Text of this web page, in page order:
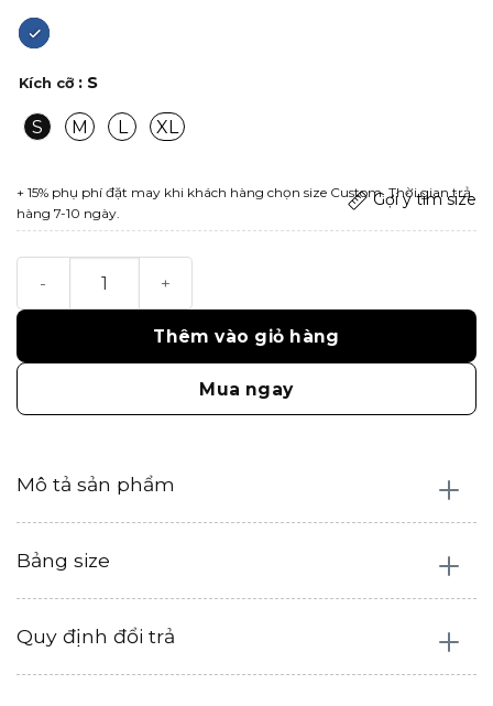
Kích cỡ : S
S M L XL
+ 15% phụ phí đặt may khi khách hàng chọn size Custom. Thời gian trả
hàng 7-10 ngày.
Gợi ý tìm size
Thêm vào giỏ hàng
Mua ngay
Mô tả sản phẩm
Bảng size
Quy định đổi trả